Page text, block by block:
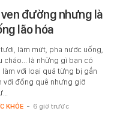
đường nhưng là
lão hóa
làm mứt, pha nước uống,
cháo... là những gì bạn có
làm với loại quả từng bị gắn
với đồng quê nhưng giờ
KHỎE - 6 giờ trước